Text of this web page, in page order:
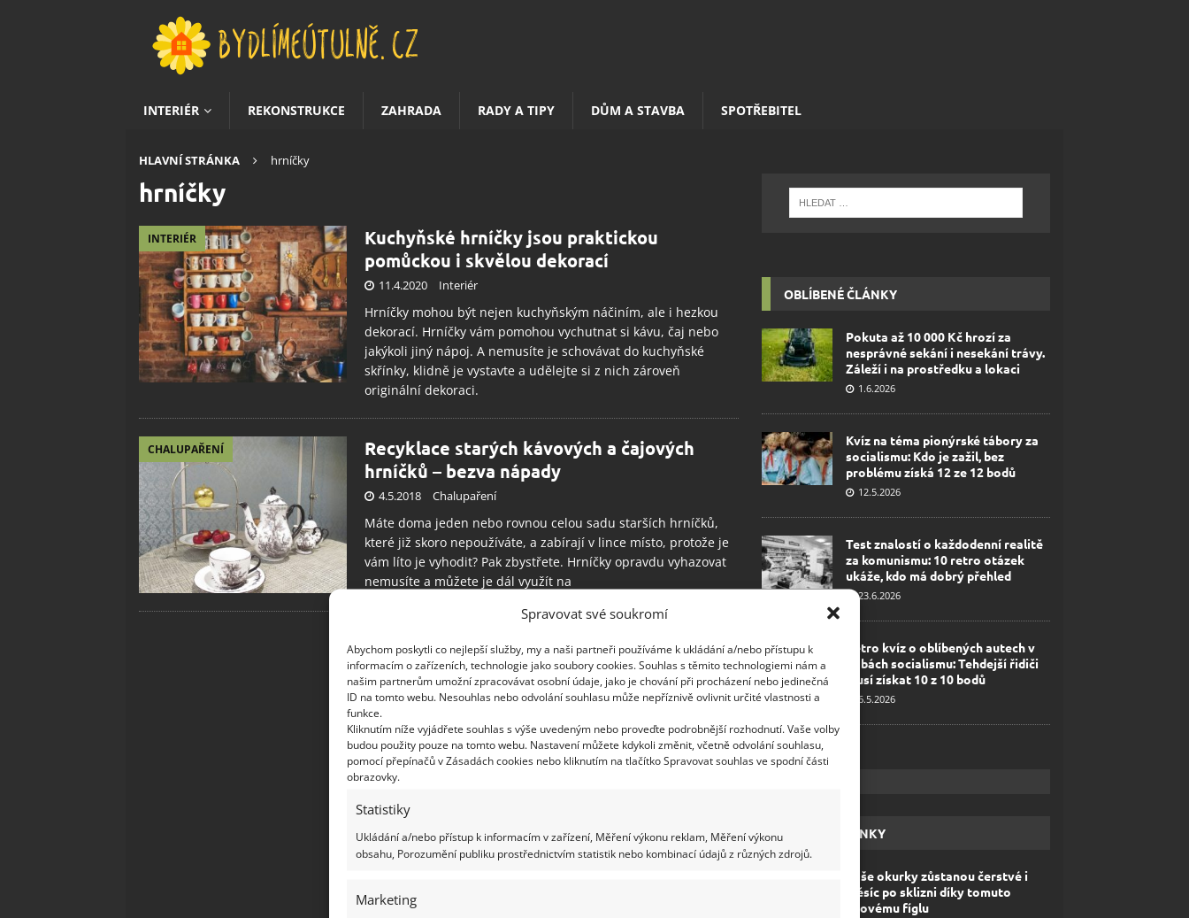
Spravovat své soukromí
Abychom poskytli co nejlepší služby, my a naši partneři používáme k ukládání a/nebo přístupu k
informacím o zařízeních, technologie jako soubory cookies. Souhlas s těmito technologiemi nám a
našim partnerům umožní zpracovávat osobní údaje, jako je chování při procházení nebo jedinečná
ID na tomto webu. Nesouhlas nebo odvolání souhlasu může nepříznivě ovlivnit určité vlastnosti a
funkce.
Kliknutím níže vyjádřete souhlas s výše uvedeným nebo proveďte podrobnější rozhodnutí. Vaše volby
budou použity pouze na tomto webu. Nastavení můžete kdykoli změnit, včetně odvolání souhlasu,
pomocí přepínačů v Zásadách cookies nebo kliknutím na tlačítko Spravovat souhlas ve spodní části
obrazovky.
Statistiky
Ukládání a/nebo přístup k informacím v zařízení, Měření výkonu reklam, Měření výkonu
obsahu, Porozumění publiku prostřednictvím statistik nebo kombinací údajů z různých zdrojů.
Marketing
INTERIÉR REKONSTRUKCE ZAHRADA RADY A TIPY DŮM A STAVBA SPOTŘEBITEL
HLAVNÍ STRÁNKA hrníčky
hrníčky
INTERIÉR
Kuchyňské hrníčky jsou praktickou
pomůckou i skvělou dekorací
11.4.2020 Interiér
Hrníčky mohou být nejen kuchyňským náčiním, ale i hezkou
dekorací. Hrníčky vám pomohou vychutnat si kávu, čaj nebo
jakýkoli jiný nápoj. A nemusíte je schovávat do kuchyňské
skřínky, klidně je vystavte a udělejte si z nich zároveň
originální dekoraci.
CHALUPAŘENÍ
Recyklace starých kávových a čajových
hrníčků – bezva nápady
4.5.2018 Chalupaření
Máte doma jeden nebo rovnou celou sadu starších hrníčků,
které již skoro nepoužíváte, a zabírají v lince místo, protože je
vám líto je vyhodit? Pak zbystřete. Hrníčky opravdu vyhazovat
nemusíte a můžete je dál využít na
OBLÍBENÉ ČLÁNKY
Pokuta až 10 000 Kč hrozí za
nesprávné sekání i nesekání trávy.
Záleží i na prostředku a lokaci
1.6.2026
Kvíz na téma pionýrské tábory za
socialismu: Kdo je zažil, bez
problému získá 12 ze 12 bodů
12.5.2026
Test znalostí o každodenní realitě
za komunismu: 10 retro otázek
ukáže, kdo má dobrý přehled
23.6.2026
Retro kvíz o oblíbených autech v
dobách socialismu: Tehdejší řidiči
musí získat 10 z 10 bodů
6.5.2026
ŽHAVÉ NOVINKY
Vaše okurky zůstanou čerstvé i
měsíc po sklizni díky tomuto
lidovému fíglu